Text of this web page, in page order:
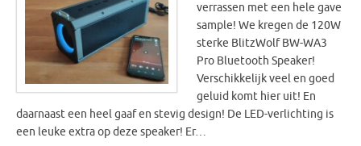
verrassen met een hele gave
sample! We kregen de 120W
sterke BlitzWolf BW-WA3
Pro Bluetooth Speaker!
Verschikkelijk veel en goed
geluid komt hier uit! En
daarnaast een heel gaaf en stevig design! De LED-verlichting is
een leuke extra op deze speaker! Er…